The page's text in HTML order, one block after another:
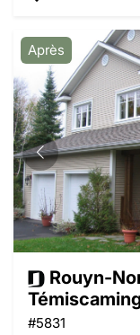
Après
Rouyn-
#5831